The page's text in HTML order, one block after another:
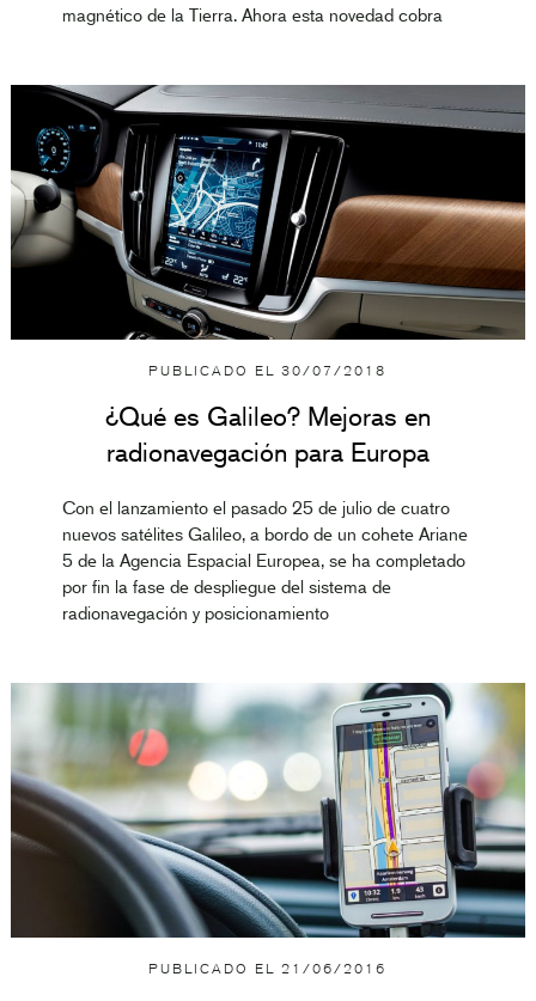
magnético de la Tierra. Ahora esta novedad cobra
PUBLICADO EL30/07/2018
¿Qué es Galileo? Mejoras en
radionavegación para Europa
Con el lanzamiento el pasado 25 de julio de cuatro
nuevos satélites Galileo, a bordo de un cohete Ariane
5 de la Agencia Espacial Europea, se ha completado
por fin la fase de despliegue del sistema de
radionavegación y posicionamiento
PUBLICADO EL21/06/2016